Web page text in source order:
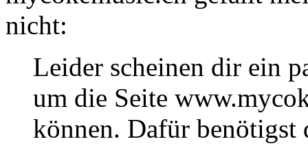
nicht:
Leider scheinen dir ein
um die Seite
können. Dafür benötigst